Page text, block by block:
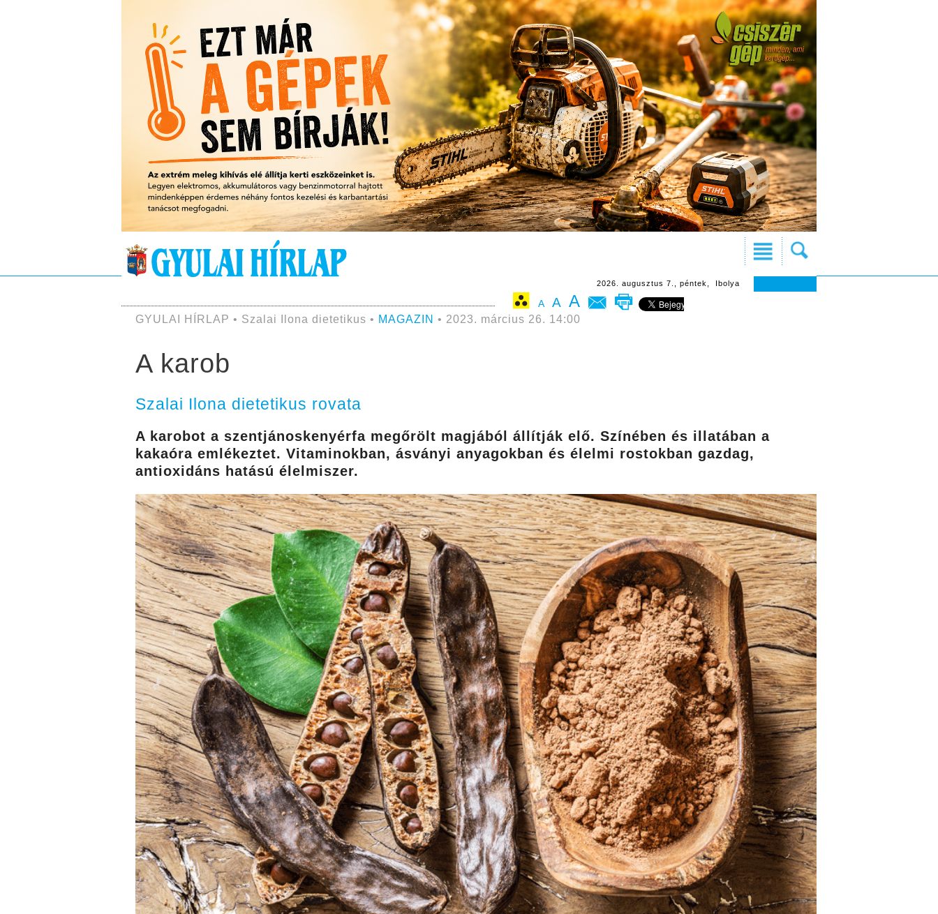
2026. augusztus 7., péntek, Ibolya
A A A
GYULAI HÍRLAP • Szalai Ilona dietetikus • MAGAZIN • 2023. március 26. 14:00
A karob
Szalai Ilona dietetikus rovata
A karobot a szentjánoskenyérfa megőrölt magjából állítják elő. Színében és illatában a
kakaóra emlékeztet. Vitaminokban, ásványi anyagokban és élelmi rostokban gazdag,
antioxidáns hatású élelmiszer.